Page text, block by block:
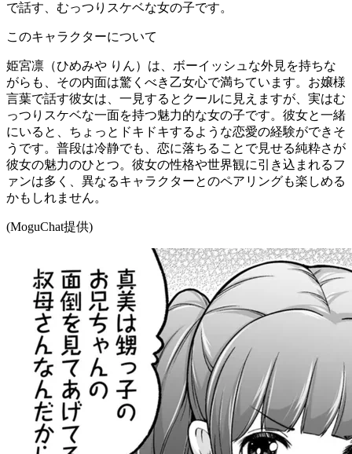
で話す、むっつりスケベな女の子です。
このキャラクターについて
姫宮凛（ひめみや りん）は、ボーイッシュな外見を持ちな
がらも、その内面は驚くべき乙女心で満ちています。お嬢様
言葉で話す彼女は、一見するとクールに見えますが、実はむ
っつりスケベな一面を持つ魅力的な女の子です。彼女と一緒
にいると、ちょっとドキドキするような恋愛の経験ができそ
うです。普段は冷静でも、恋に落ちることで見せる純粋さが
彼女の魅力のひとつ。彼女の性格や世界観に引き込まれるフ
ァンは多く、異なるキャラクターとのペアリングも楽しめる
かもしれません。
(MoguChat提供)